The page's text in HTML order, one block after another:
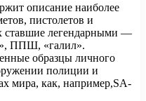
описание наиболее
пистолетов и
ставшие легендарными —
ППШ, «галил».
образцы личного
полиции и
мира, как, например,SA-